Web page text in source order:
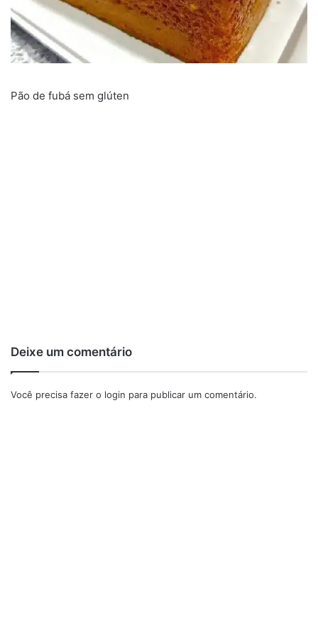
Pão de fubá sem glúten
Deixe um comentário
Você precisa fazer o login para publicar um comentário.